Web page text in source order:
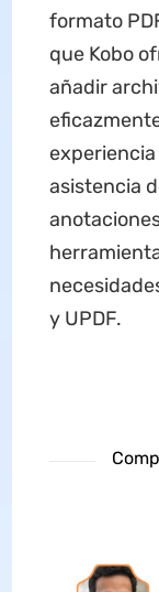
formato
que Kobo
añadir
asistencia
y UPDF.